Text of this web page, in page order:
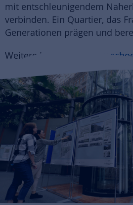
mit entschleunigendem
verbinden. Ein Quartier, das
Generationen prägen und
Weitere Infos unter